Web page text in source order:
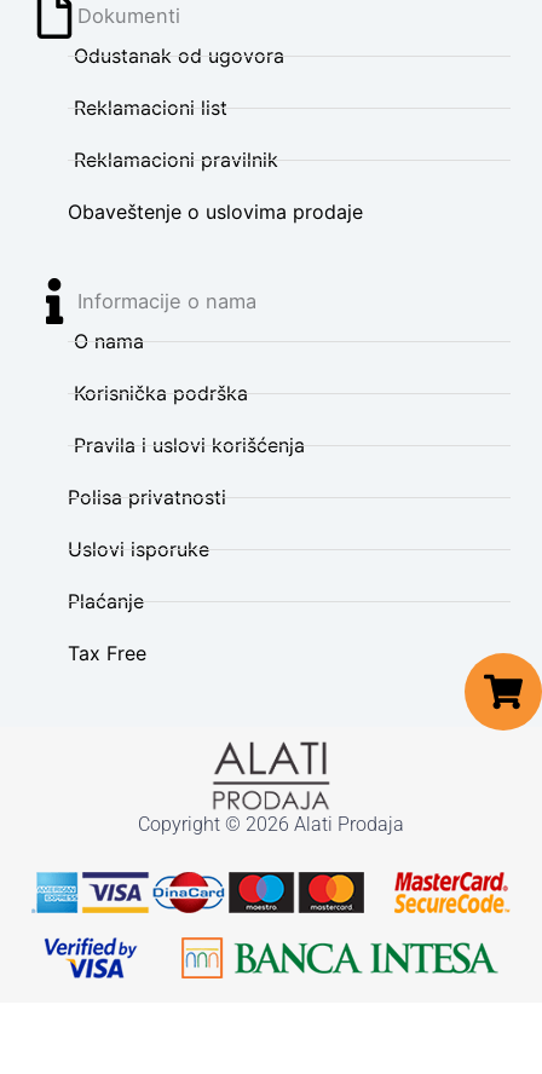
Dokumenti
Odustanak od ugovora
Reklamacioni list
Reklamacioni pravilnik
Obaveštenje o uslovima prodaje
Informacije o nama
O nama
Korisnička podrška
Pravila i uslovi korišćenja
Polisa privatnosti
Uslovi isporuke
Plaćanje
Tax Free
Copyright © 2026 Alati Prodaja